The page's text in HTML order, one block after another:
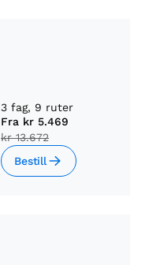
3 fag, 9 ruter
Fra kr 5.469
kr 13.672
Bestill